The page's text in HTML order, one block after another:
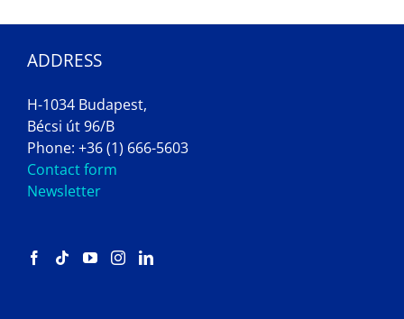
ADDRESS
H-1034 Budapest,
Bécsi út 96/B
Phone: +36 (1) 666-5603
Contact form
Newsletter